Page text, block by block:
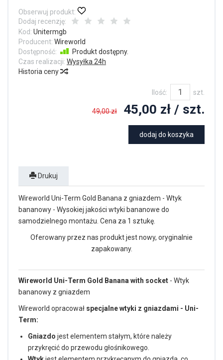
Obserwuj produkt:
Dodaj recenzję:
Kod: Unitermgb
Producent: Wireworld
Dostępność:
Produkt dostępny.
Czas realizacji: Wysyłka 24h
Historia ceny
Ilość: szt.
49,00 zł 45,00 zł / szt.
dodaj do koszyka
Drukuj
Wireworld Uni-Term Gold Banana z gniazdem - Wtyk
bananowy - Wysokiej jakości wtyki bananowe do
samodzielnego montażu. Cena za 1 sztukę.
Oferowany przez nas produkt jest nowy, oryginalnie
zapakowany.
Wireworld Uni-Term Gold Banana with socket - Wtyk
bananowy z gniazdem
Wireworld opracował specjalne wtyki z gniazdami - Uni-
Term:
Gniazdo jest elementem stałym, które należy
przykręcić do przewodu głośnikowego.